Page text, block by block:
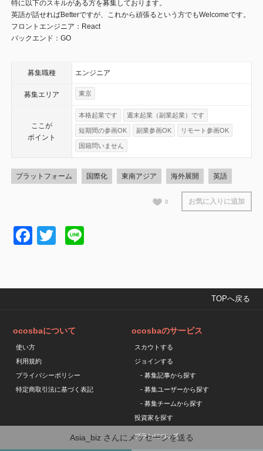
特に以下のスキルがある方を募集しております。
英語が話せればBetterですが、これから頑張るという方でもWelcomeです。
フロントエンジニア：React
バックエンド：GO
募集職種 エンジニア
募集エリア 東京
ここが
ポイント
本格起業です 週末起業（副業起業）です
短期間の参画OK 副業参画OK リモート参画OK
国籍問いません
プラットフォーム 国際化 東南アジア 海外展開 英語
0 お気に入りに追加
Asia_biz さんにメッセージを送る
Facebook
Twitter
TOPへ戻る
ocosbaについて
使い方
利用規約
プライバシーポリシー
特定商取引法に基づく表記
ocosbaのサービス
スカウトする
ジョインする
- 募集記事から探す
- 募集ユーザーから探す
- 募集チームから探す
投資家を探す
プランについて